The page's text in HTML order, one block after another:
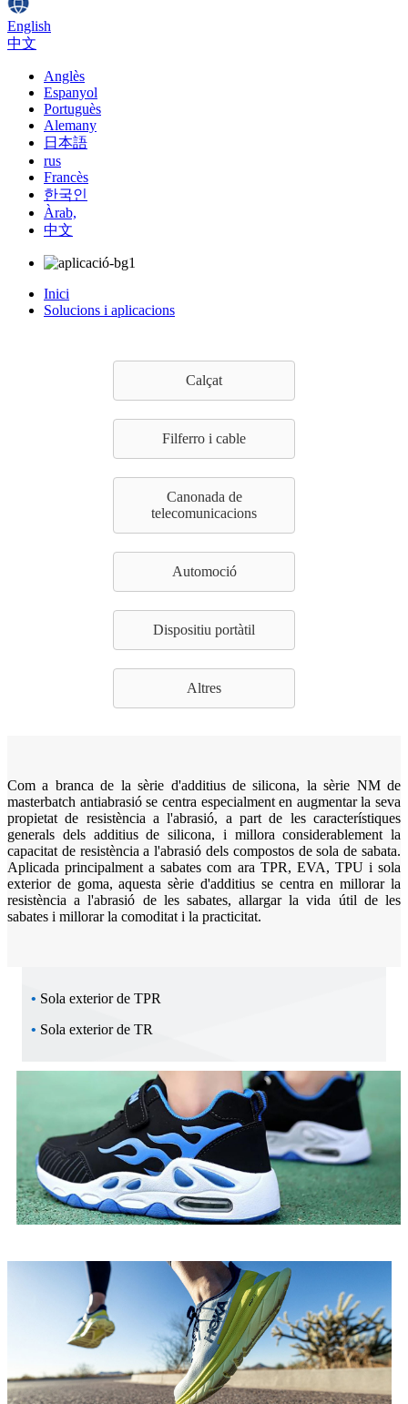
English
中文
Anglès
Espanyol
Portuguès
Alemany
日本語
rus
Francès
한국인
Àrab,
中文
Inici
Solucions i aplicacions
Calçat
Filferro i cable
Canonada de
telecomunicacions
Automoció
Dispositiu portàtil
Altres
Com a branca de la sèrie d'additius de silicona, la sèrie NM de
masterbatch antiabrasió se centra especialment en augmentar la seva
propietat de resistència a l'abrasió, a part de les característiques
generals dels additius de silicona, i millora considerablement la
capacitat de resistència a l'abrasió dels compostos de sola de sabata.
Aplicada principalment a sabates com ara TPR, EVA, TPU i sola
exterior de goma, aquesta sèrie d'additius se centra en millorar la
resistència a l'abrasió de les sabates, allargar la vida útil de les
sabates i millorar la comoditat i la practicitat.
• Sola exterior de TPR
• Sola exterior de TR